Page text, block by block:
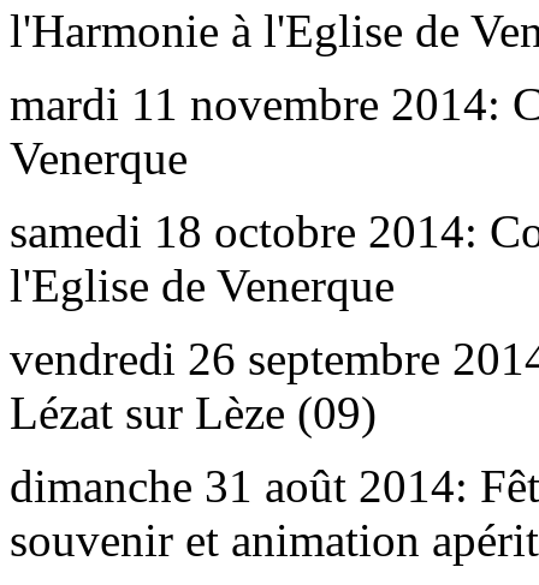
l'Harmonie à l'Eglise de
mardi 11 novembre 2014:
Venerque
samedi 18 octobre 2014:
l'Eglise de Venerque
vendredi 26 septembre
Lézat sur Lèze (09)
dimanche 31 août 2014:
souvenir et animation